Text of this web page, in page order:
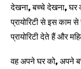
देखना, बच्चे देखना, घर
प्रायोरिटी से इस काम
प्रायोरिटी देते हैं और
वह अपने घर को, अपने